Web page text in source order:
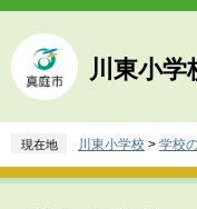
ペ
ジ
の
頭
す
メ
ュ
ー
飛
し
川東小学
現在地 川東小学校 > 学校